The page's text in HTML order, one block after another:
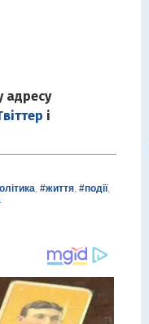
адресу
і
, #життя, #події,